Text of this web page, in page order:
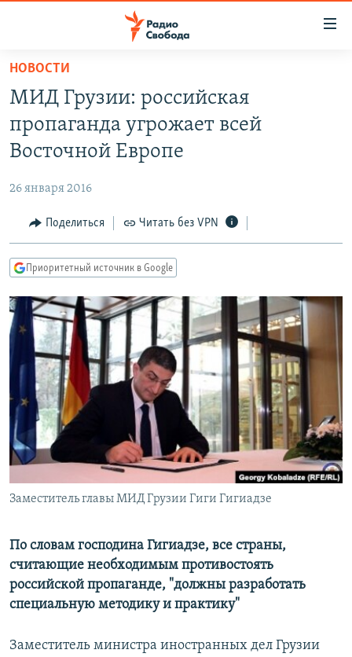
упрощенного
доступа
основному
Вернутся
Вернутся
поиску
ПОДКАСТЫ
АВТОРСКИЕ ПРОЕКТЫ
МНЕНИЯ
КУЛЬТУРА
КАВКАЗ.РЕАЛИИ
СЕВЕР.РЕАЛИИ
СИБИРЬ.РЕАЛИИ
РАСПИСАНИЕ ВЕЩАНИЯ
ПОДПИШИТЕСЬ НА РАССЫЛКУ
СОЦИАЛЬНЫЕ СЕТИ
Все сайты РСЕ/РС
НОВОСТИ
МИД Грузии: российская
пропаганда угрожает всей
Восточной Европе
26 января 2016
Поделиться Читать без VPN
Приоритетный источник в Google
Заместитель главы МИД Грузии Гиги Гигиадзе
По словам господина Гигиадзе, все страны,
считающие необходимым противостоять
российской пропаганде, "должны разработать
специальную методику и практику"
Заместитель министра иностранных дел Грузии